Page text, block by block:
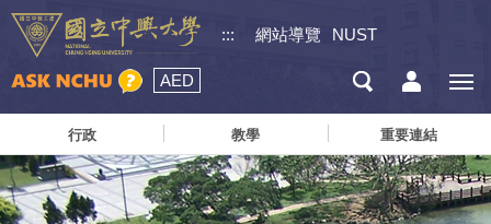
::: 網站導覽 NUST
AED
行政 教學 重要連結